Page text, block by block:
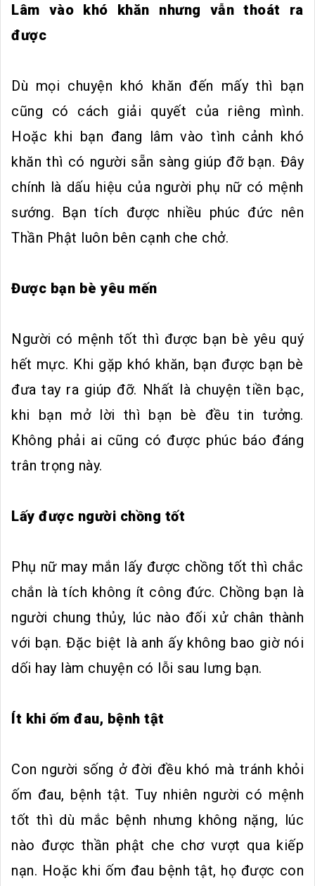
Lâm vào khó khăn nhưng vẫn thoát ra
được
Dù mọi chuyện khó khăn đến mấy thì bạn
cũng có cách giải quyết của riêng mình.
Hoặc khi bạn đang lâm vào tình cảnh khó
khăn thì có người sẵn sàng giúp đỡ bạn. Đây
chính là dấu hiệu của người phụ nữ có mệnh
sướng. Bạn tích được nhiều phúc đức nên
Thần Phật luôn bên cạnh che chở.
Được bạn bè yêu mến
Người có mệnh tốt thì được bạn bè yêu quý
hết mực. Khi gặp khó khăn, bạn được bạn bè
đưa tay ra giúp đỡ. Nhất là chuyện tiền bạc,
khi bạn mở lời thì bạn bè đều tin tưởng.
Không phải ai cũng có được phúc báo đáng
trân trọng này.
Lấy được người chồng tốt
Phụ nữ may mắn lấy được chồng tốt thì chắc
chắn là tích không ít công đức. Chồng bạn là
người chung thủy, lúc nào đối xử chân thành
với bạn. Đặc biệt là anh ấy không bao giờ nói
dối hay làm chuyện có lỗi sau lưng bạn.
Ít khi ốm đau, bệnh tật
Con người sống ở đời đều khó mà tránh khỏi
ốm đau, bệnh tật. Tuy nhiên người có mệnh
tốt thì dù mắc bệnh nhưng không nặng, lúc
nào được thần phật che chơ vượt qua kiếp
nạn. Hoặc khi ốm đau bệnh tật, họ được con